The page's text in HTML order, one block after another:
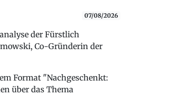
07/08/2026
der Fürstlich
Co-Gründerin der
Format "Nachgeschenkt:
über das Thema